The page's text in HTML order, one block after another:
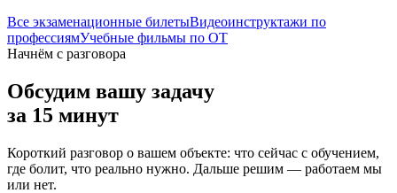
Все экзаменационные билетыВидеоинструктажи по
профессиямУчебные фильмы по ОТ
Начнём с разговора
Обсудим вашу задачу
за 15 минут
Короткий разговор о вашем объекте: что сейчас с обучением,
где болит, что реально нужно. Дальше решим — работаем мы
или нет.